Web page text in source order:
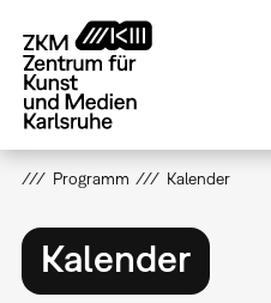
zum
Inhalt
Programm Kalender
Kalender